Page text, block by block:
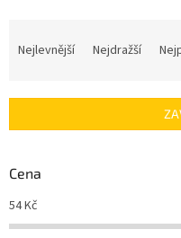
í
r
o
d
u
Nejlevnější Nejdražší
Cena
54Kč